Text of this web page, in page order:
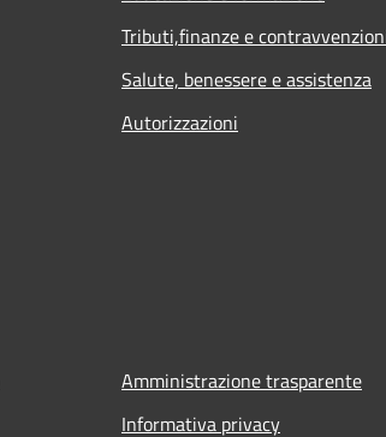
Tributi,finanze e
Salute, benessere e assistenza
Autorizzazioni
Amministrazione trasparente
Informativa privacy